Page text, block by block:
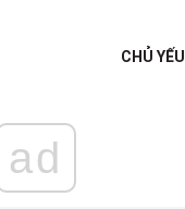
CHỦ YẾU
ad